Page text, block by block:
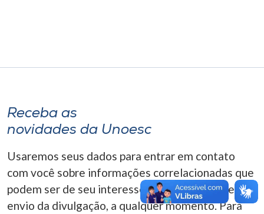
A+
Receba as
novidades da Unoesc
Usaremos seus dados para entrar em contato
com você sobre informações correlacionadas que
podem ser de seu interesse. Você pode cancelar o
envio da divulgação, a qualquer momento. Para